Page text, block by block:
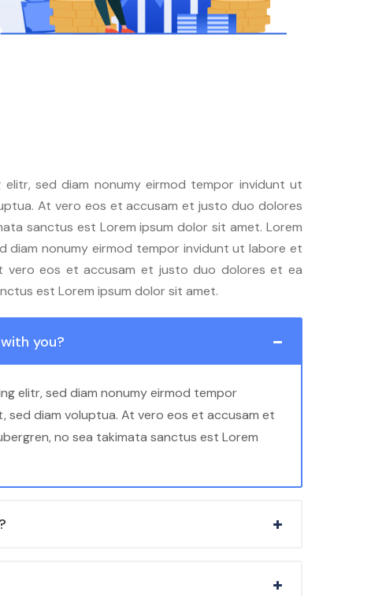
sed diam nonumy eirmod tempor invidunt ut
At vero eos et accusam et justo duo dolores
sanctus est Lorem ipsum dolor sit amet. Lorem
diam nonumy eirmod tempor invidunt ut labore et
vero eos et accusam et justo duo dolores et ea
est Lorem ipsum dolor sit amet.
you?
elitr, sed diam nonumy eirmod tempor
diam voluptua. At vero eos et accusam et
no sea takimata sanctus est Lorem